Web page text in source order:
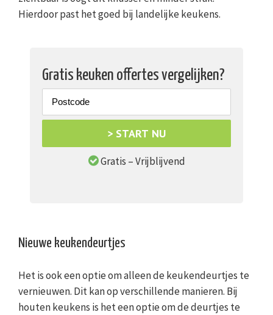
Hierdoor past het goed bij landelijke keukens.
Gratis keuken offertes vergelijken?
> START NU
Gratis – Vrijblijvend
Nieuwe keukendeurtjes
Het is ook een optie om alleen de keukendeurtjes te
vernieuwen. Dit kan op verschillende manieren. Bij
houten keukens is het een optie om de deurtjes te